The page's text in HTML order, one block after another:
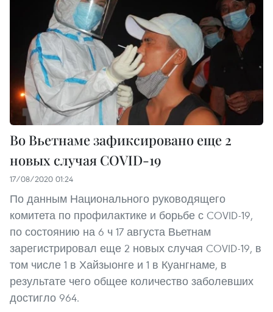
Во Вьетнаме зафиксировано еще 2
новых случая COVID-19
17/08/2020 01:24
По данным Национального руководящего
комитета по профилактике и борьбе с COVID-19,
по состоянию на 6 ч 17 августа Вьетнам
зарегистрировал еще 2 новых случая COVID-19, в
том числе 1 в Хайзыонге и 1 в Куангнаме, в
результате чего общее количество заболевших
достигло 964.